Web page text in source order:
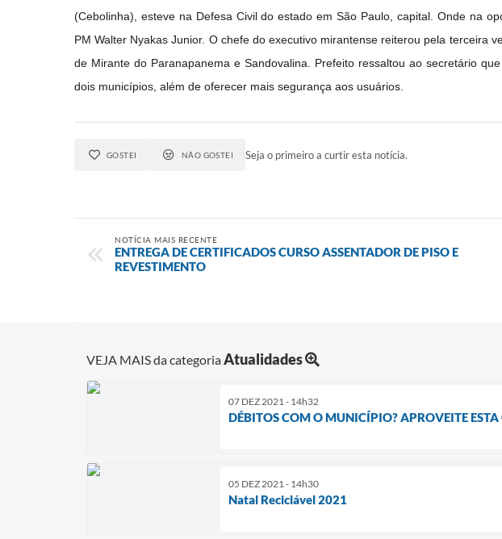
(Cebolinha), esteve na Defesa Civil do estado em São Paulo, capital. Onde na
PM Walter Nyakas Junior. O chefe do executivo mirantense reiterou pela
de Mirante do Paranapanema e Sandovalina. Prefeito ressaltou ao secretário
dois municípios, além de oferecer mais segurança aos usuários.
GOSTEI NÃO GOSTEI Seja o primeiro a curtir esta notícia.
NOTÍCIA MAIS RECENTE
ENTREGA DE CERTIFICADOS CURSO ASSENTADOR DE PISO E
REVESTIMENTO
VEJA MAIS da categoriaAtualidades
07 DEZ 2021 - 14h32
DÉBITOS COM O MUNICÍPIO? APROVEITE
05 DEZ 2021 - 14h30
Natal Reciclável 2021